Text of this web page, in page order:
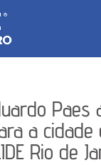
Paes
a cidade
Rio de